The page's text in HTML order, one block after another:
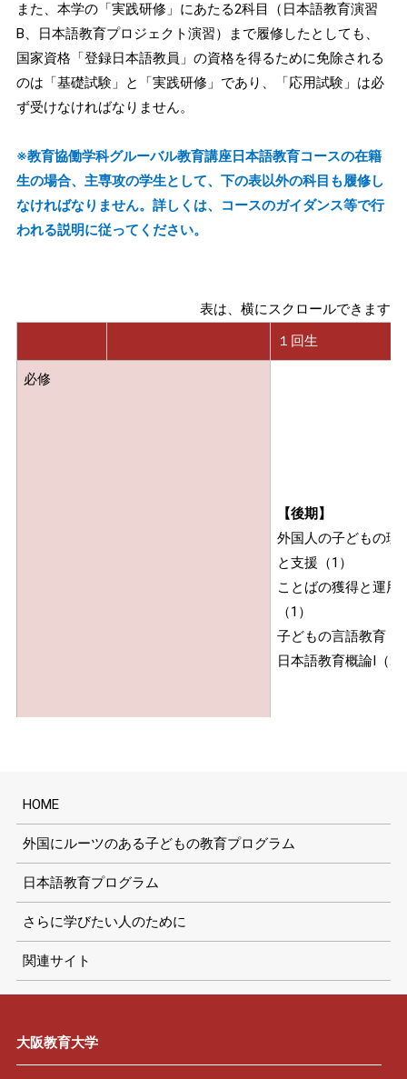
また、本学の「実践研修」にあたる2科目（日本語教育演習
B、日本語教育プロジェクト演習）まで履修したとしても、
国家資格「登録日本語教員」の資格を得るために免除される
のは「基礎試験」と「実践研修」であり、「応用試験」は必
ず受けなければなりません。
※教育協働学科グルーバル教育講座日本語教育コースの在籍
生の場合、主専攻の学生として、下の表以外の科目も履修し
なければなりません。詳しくは、コースのガイダンス等で行
われる説明に従ってください。
１回生
必修
【後期】
外国人の子どもの理
と支援（1）
ことばの獲得と運用
（1）
子どもの言語教育（
日本語教育概論Ⅰ（2
HOME
外国にルーツのある子どもの教育プログラム
日本語教育プログラム
さらに学びたい人のために
関連サイト
大阪教育大学